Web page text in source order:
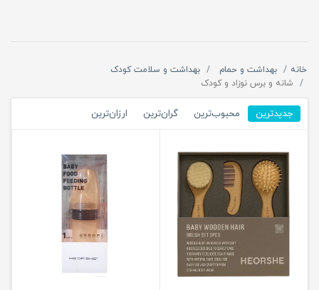
خانه بهداشت و حمام
بهداشت و سلامت کودک
شانه و برس نوزاد و کودک
جدیدترین محبوب‌ترین گران‌ترین ارزان‌ترین